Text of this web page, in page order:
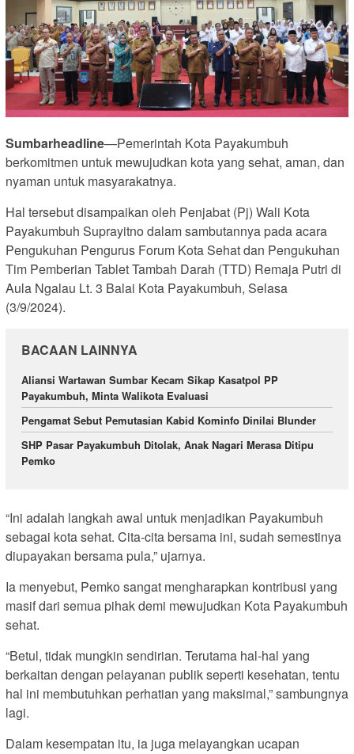
Sumbarheadline—Pemerintah Kota Payakumbuh
berkomitmen untuk mewujudkan kota yang sehat, aman, dan
nyaman untuk masyarakatnya.
Hal tersebut disampaikan oleh Penjabat (Pj) Wali Kota
Payakumbuh Suprayitno dalam sambutannya pada acara
Pengukuhan Pengurus Forum Kota Sehat dan Pengukuhan
Tim Pemberian Tablet Tambah Darah (TTD) Remaja Putri di
Aula Ngalau Lt. 3 Balai Kota Payakumbuh, Selasa
(3/9/2024).
BACAAN LAINNYA
Aliansi Wartawan Sumbar Kecam Sikap Kasatpol PP
Payakumbuh, Minta Walikota Evaluasi
Pengamat Sebut Pemutasian Kabid Kominfo Dinilai Blunder
SHP Pasar Payakumbuh Ditolak, Anak Nagari Merasa Ditipu
Pemko
“Ini adalah langkah awal untuk menjadikan Payakumbuh
sebagai kota sehat. Cita-cita bersama ini, sudah semestinya
diupayakan bersama pula,” ujarnya.
Ia menyebut, Pemko sangat mengharapkan kontribusi yang
masif dari semua pihak demi mewujudkan Kota Payakumbuh
sehat.
“Betul, tidak mungkin sendirian. Terutama hal-hal yang
berkaitan dengan pelayanan publik seperti kesehatan, tentu
hal ini membutuhkan perhatian yang maksimal,” sambungnya
lagi.
Dalam kesempatan itu, ia juga melayangkan ucapan